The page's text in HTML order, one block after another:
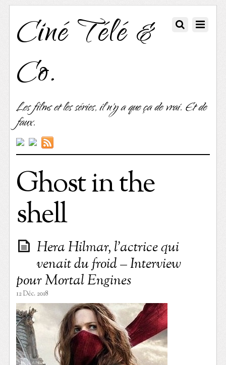
Ciné Télé &
Co.
Les films et les séries, il n'y a que ça de vrai. Et de
faux.
Ghost in the
shell
Hera Hilmar, l’actrice qui
venait du froid – Interview
pour Mortal Engines
12 Déc. 2018